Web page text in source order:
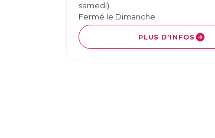
samedi).
Fermé le Dimanche
PLUS D'INFOS